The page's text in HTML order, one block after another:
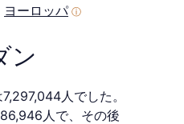
ヨーロッパ ⓘ
ン
人でした。
人で、その後